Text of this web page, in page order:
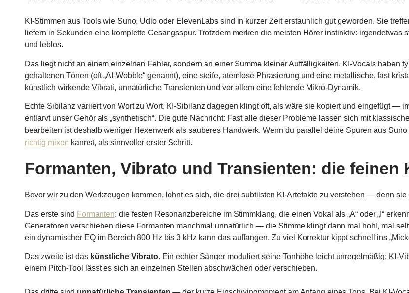
KI-Stimmen aus Tools wie Suno, Udio oder ElevenLabs sind in kurzer Zeit erstaunlich gut geworden. Sie
liefern in Sekunden eine komplette Gesangsspur. Trotzdem merken die meisten Hörer instinktiv: irgendetwas
und leblos.
Das liegt nicht an einem einzelnen Fehler, sondern an einer Summe kleiner Auffälligkeiten. KI-Vocals haben
gehaltenen Tönen (oft „AI-Wobble“ genannt), eine steife, atemlose Phrasierung und eine metallische, fast
künstlich wirkende Vibrati, unnatürliche Transienten und vor allem eine fehlende Mikro-Dynamik.
Echte Sibilanz variiert von Wort zu Wort. KI-Sibilanz dagegen klingt oft, als wäre sie kopiert und eingefügt —
entlarvt unser Gehör als „synthetisch“. Die gute Nachricht: Fast alle dieser Probleme lassen sich mit
bearbeiten ist deshalb weniger Hexenwerk als sauberes Handwerk. Wenn du parallel deine Spuren aus
richtig mixen kannst, als sinnvoller erster Schritt.
Formanten, Vibrato und Transienten: die feinen
Bevor wir zu den Werkzeugen kommen, lohnt es sich, die drei subtilsten KI-Artefakte zu verstehen — denn
Das erste sind Formanten: die festen Resonanzbereiche im Stimmklang, die einen Vokal als „A“ oder „I“
Generatoren verschieben diese Formanten manchmal unnatürlich — die Stimme klingt dann mal hohl, mal
ein dynamischer EQ im Bereich 800 Hz bis 3 kHz kann das auffangen. Zu viel Korrektur kippt schnell ins
Das zweite ist das künstliche Vibrato. Ein echter Sänger moduliert seine Tonhöhe leicht unregelmäßig; KI-
einem Pitch-Tool lässt es sich an einzelnen Stellen abschwächen oder verschieben.